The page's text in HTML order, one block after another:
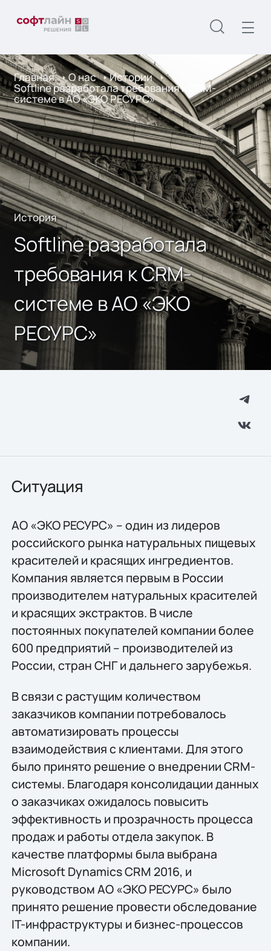
Главная О нас Истории
Softline разработала требования к CRM-
системе в АО «ЭКО РЕСУРС»
История
Softline разработала
требования к CRM-
системе в АО «ЭКО
РЕСУРС»
Ситуация
АО «ЭКО РЕСУРС» – один из лидеров
российского рынка натуральных пищевых
красителей и красящих ингредиентов.
Компания является первым в России
производителем натуральных красителей
и красящих экстрактов. В числе
постоянных покупателей компании более
600 предприятий – производителей из
России, стран СНГ и дальнего зарубежья.
В связи с растущим количеством
заказчиков компании потребовалось
автоматизировать процессы
взаимодействия с клиентами. Для этого
было принято решение о внедрении CRM-
системы. Благодаря консолидации данных
о заказчиках ожидалось повысить
эффективность и прозрачность процесса
продаж и работы отдела закупок. В
качестве платформы была выбрана
Microsoft Dynamics CRM 2016, и
руководством АО «ЭКО РЕСУРС» было
принято решение провести обследование
IT-инфраструктуры и бизнес-процессов
компании.